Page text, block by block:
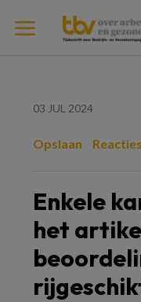
03 JUL 2024
Opslaan Reacties
Enkele
het